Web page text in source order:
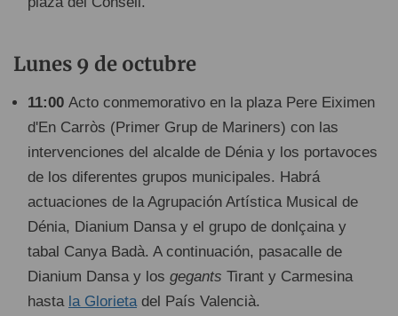
Lunes 9 de octubre
11:00 Acto conmemorativo en la plaza Pere Eiximen
d'En Carròs (Primer Grup de Mariners) con las
intervenciones del alcalde de Dénia y los portavoces
de los diferentes grupos municipales. Habrá
actuaciones de la Agrupación Artística Musical de
Dénia, Dianium Dansa y el grupo de donlçaina y
tabal Canya Badà. A continuación, pasacalle de
Dianium Dansa y los gegants Tirant y Carmesina
hasta la Glorietadel País Valencià.